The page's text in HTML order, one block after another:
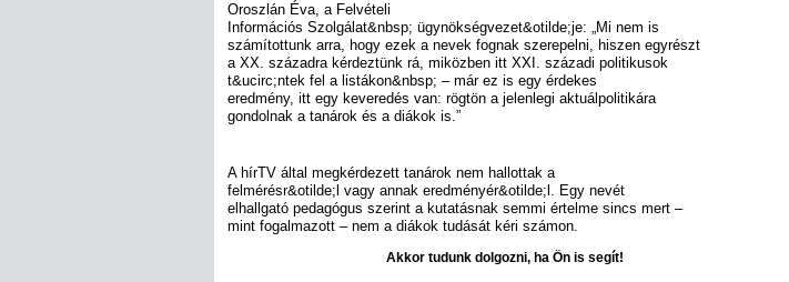
Oroszlán Éva, a Felvételi
Információs Szolgálat&nbsp; ügynökségvezet&otilde;je: „Mi nem is
számítottunk arra, hogy ezek a nevek fognak szerepelni, hiszen egyrészt
a XX. századra kérdeztünk rá, miközben itt XXI. századi politikusok
t&ucirc;ntek fel a listákon&nbsp; – már ez is egy érdekes
eredmény, itt egy keveredés van: rögtön a jelenlegi aktuálpolitikára
gondolnak a tanárok és a diákok is.”
A hírTV által megkérdezett tanárok nem hallottak a
felmérésr&otilde;l vagy annak eredményér&otilde;l. Egy nevét
elhallgató pedagógus szerint a kutatásnak semmi értelme sincs mert –
mint fogalmazott – nem a diákok tudását kéri számon.
Akkor tudunk dolgozni, ha Ön is segít!